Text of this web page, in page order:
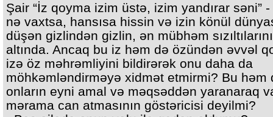
Şair “İz qoyma izim üstə, izim yandırar səni”
nə vaxtsa, hansısa hissin və izin könül
düşən gizlindən gizlin, ən mübhəm
altında. Ancaq bu iz həm də özündən əvvəl
izə öz məhrəmliyini bildirərək onu daha da
möhkəmləndirməyə xidmət etmirmi? Bu həm
onların eyni amal və məqsəddən yaranaraq
mərama can atmasının göstəricisi deyilmi?